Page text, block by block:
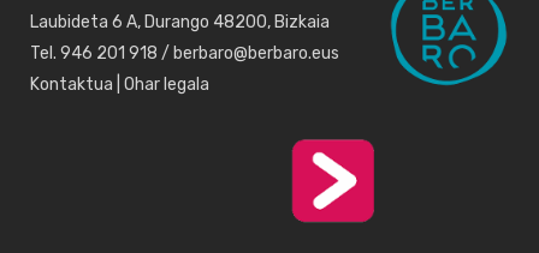
Laubideta 6 A, Durango 48200, Bizkaia
Tel. 946 201 918 / berbaro@berbaro.eus
Kontaktua Ohar legala